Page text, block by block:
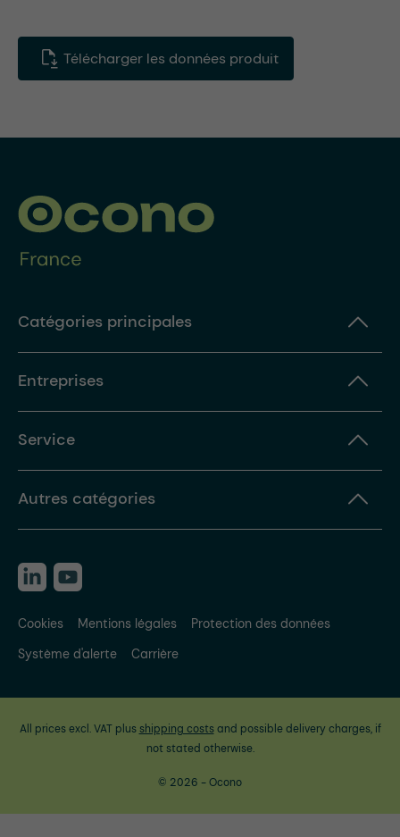
Télécharger les données produit
Catégories principales
Entreprises
Service
Autres catégories
Cookies Mentions légales
Protection des données
Système d'alerte
Carrière
All prices excl. VAT plus shipping costsand possible delivery charges, if
not stated otherwise.
© 2026 - Ocono